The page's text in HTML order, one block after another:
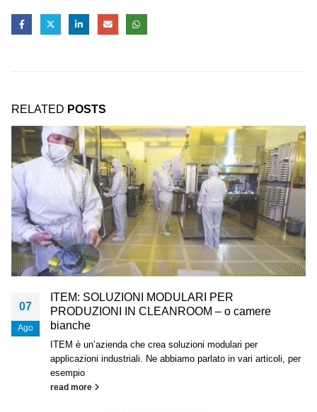
RELATED POSTS
07
Ago
ITEM: SOLUZIONI MODULARI PER
PRODUZIONI IN CLEANROOM – o camere
bianche
ITEM è un’azienda che crea soluzioni modulari per
applicazioni industriali. Ne abbiamo parlato in vari articoli, per
esempio
read more